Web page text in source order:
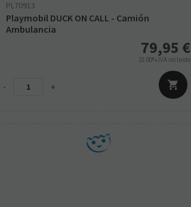
PL70913
Playmobil DUCK ON CALL - Camión
Ambulancia
79,95 €
21.00% IVA incluido
- +